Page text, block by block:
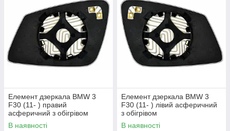
Елемент дзеркала BMW 3
F30 (11- ) правий
асферичний з обігрівом
В наявності
Елемент дзеркала BMW 3
F30 (11- ) лівий асферичний
з обігрівом
В наявності